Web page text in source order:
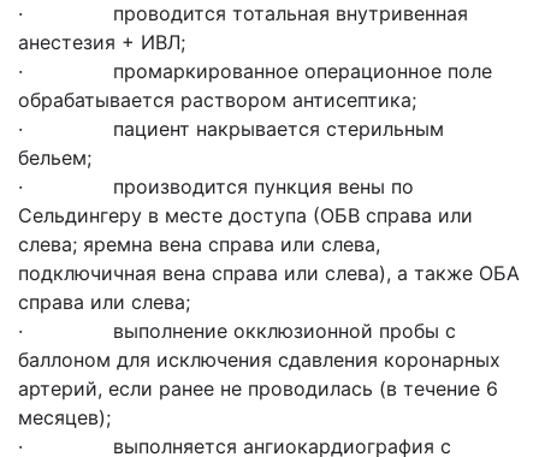
· проводится тотальная внутривенная
анестезия + ИВЛ;
· промаркированное операционное поле
обрабатывается раствором антисептика;
· пациент накрывается стерильным
бельем;
· производится пункция вены по
Сельдингеру в месте доступа (ОБВ справа или
слева; яремна вена справа или слева,
подключичная вена справа или слева), а также ОБА
справа или слева;
· выполнение окклюзионной пробы с
баллоном для исключения сдавления коронарных
артерий, если ранее не проводилась (в течение 6
месяцев);
· выполняется ангиокардиография с